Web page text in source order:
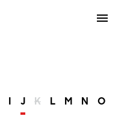
I J K L M N O